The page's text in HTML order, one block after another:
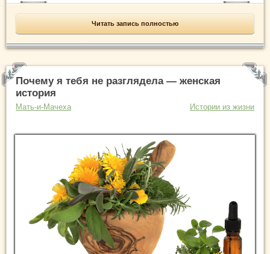
Читать запись полностью
Почему я тебя не разглядела — женская
история
Мать-и-Мачеха Истории из жизни